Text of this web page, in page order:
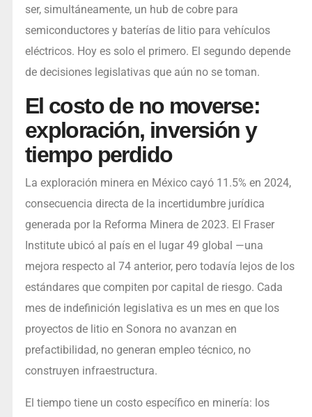
ser, simultáneamente, un hub de cobre para
semiconductores y baterías de litio para vehículos
eléctricos. Hoy es solo el primero. El segundo depende
de decisiones legislativas que aún no se toman.
El costo de no moverse:
exploración, inversión y
tiempo perdido
La exploración minera en México cayó 11.5% en 2024,
consecuencia directa de la incertidumbre jurídica
generada por la Reforma Minera de 2023. El Fraser
Institute ubicó al país en el lugar 49 global —una
mejora respecto al 74 anterior, pero todavía lejos de los
estándares que compiten por capital de riesgo. Cada
mes de indefinición legislativa es un mes en que los
proyectos de litio en Sonora no avanzan en
prefactibilidad, no generan empleo técnico, no
construyen infraestructura.
El tiempo tiene un costo específico en minería: los